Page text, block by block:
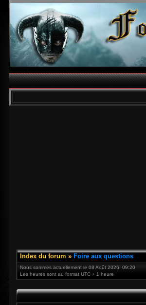
Index du forum » Foire aux questions
Nous sommes actuellement le 08 Août 2026, 09:20
Les heures sont au format UTC + 1 heure